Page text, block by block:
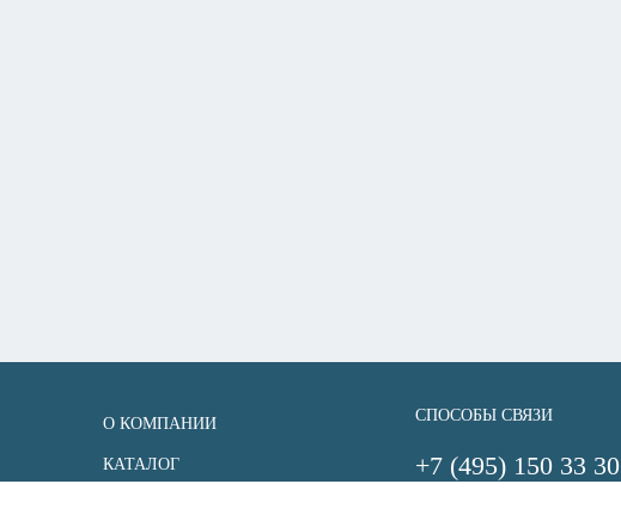
О КОМПАНИИ
КАТАЛОГ
СПОСОБЫ СВЯЗИ
+7 (495) 150 33 30